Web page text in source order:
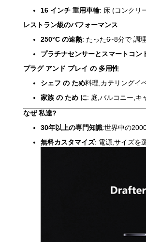
16 インチ 重用車輪: 床 (コンクリ
レストラン級のパフォーマンス
250°C の速熱: たった6~8分で 調
プラチナセンサーとスマートコン
プラグ アンド プレイ の 多用性
シェフ の ため料理,カテリングイ
家族 の ため に: 庭,バルコニー,キ
なぜ 私達?
30年以上の専門知識:世界中の
無料カスタマイズ: 電源,サイズを